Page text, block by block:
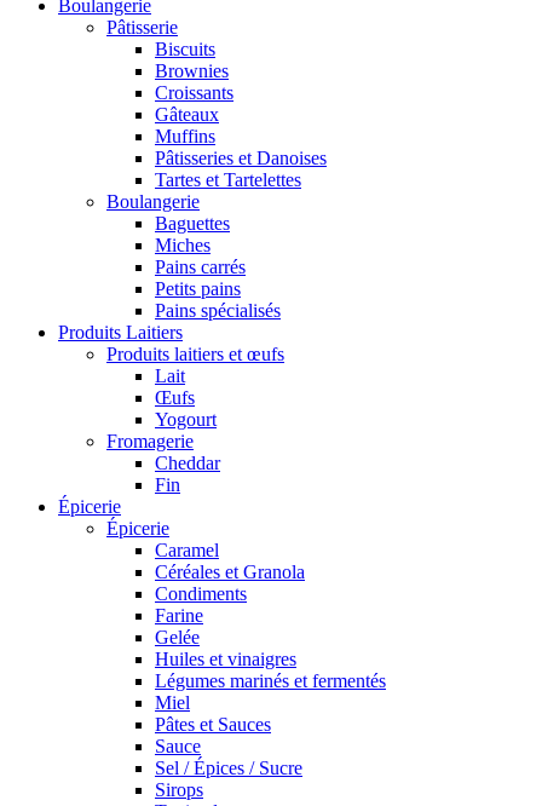
Boulangerie
Pâtisserie
Biscuits
Brownies
Croissants
Gâteaux
Muffins
Pâtisseries et Danoises
Tartes et Tartelettes
Boulangerie
Baguettes
Miches
Pains carrés
Petits pains
Pains spécialisés
Produits Laitiers
Produits laitiers et œufs
Lait
Œufs
Yogourt
Fromagerie
Cheddar
Fin
Épicerie
Épicerie
Caramel
Céréales et Granola
Condiments
Farine
Gelée
Huiles et vinaigres
Légumes marinés et fermentés
Miel
Pâtes et Sauces
Sauce
Sel / Épices / Sucre
Sirops